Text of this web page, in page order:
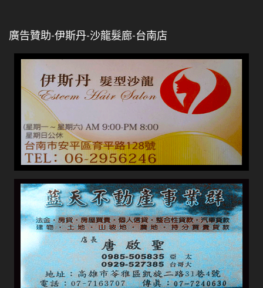
廣告贊助-伊斯丹-沙龍髮廊-台南店